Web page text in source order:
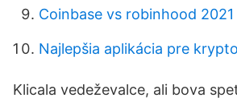
Coinbase vs robinhood 2021
Najlepšia aplikácia pre
Klicala vedeževalce, ali bova